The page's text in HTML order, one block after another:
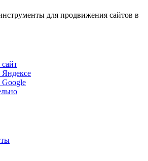
для продвижения сайтов в